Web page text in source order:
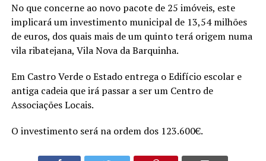
No que concerne ao novo pacote de 25 imóveis, este
implicará um investimento municipal de 13,54 milhões
de euros, dos quais mais de um quinto terá origem numa
vila ribatejana, Vila Nova da Barquinha.
Em Castro Verde o Estado entrega o Edifício escolar e
antiga cadeia que irá passar a ser um Centro de
Associações Locais.
O investimento será na ordem dos 123.600€.